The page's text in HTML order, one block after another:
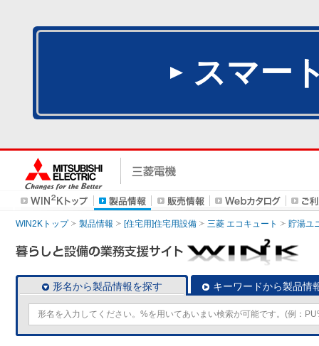
スマー
WIN2Kトップ 製品情報 [住宅用]住宅用設備 三菱 エコキュート 貯湯ユ
形名から製品情報を探す キーワードから製品情